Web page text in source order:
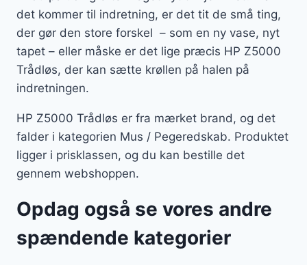
det kommer til indretning, er det tit de små ting,
der gør den store forskel – som en ny vase, nyt
tapet – eller måske er det lige præcis HP Z5000
Trådløs, der kan sætte krøllen på halen på
indretningen.
HP Z5000 Trådløs er fra mærket brand, og det
falder i kategorien Mus / Pegeredskab. Produktet
ligger i prisklassen, og du kan bestille det
gennem webshoppen.
Opdag også se vores andre
spændende kategorier